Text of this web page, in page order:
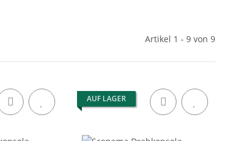
Artikel 1 - 9 von 9
AUF LAGER